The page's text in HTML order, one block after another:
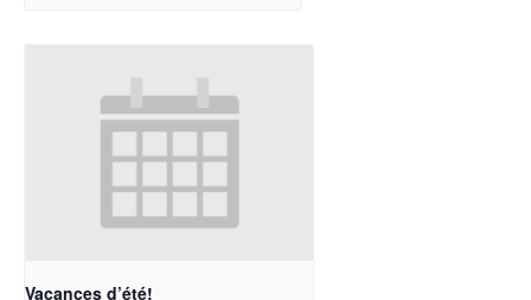
Vacances d’été!